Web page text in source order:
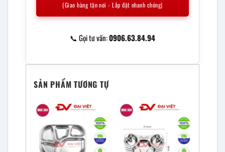
(Giao hàng tận nơi - Lắp đặt nhanh chóng)
📞 Gọi tư vấn:0906.63.84.94
SẢN PHẨM TƯƠNG TỰ